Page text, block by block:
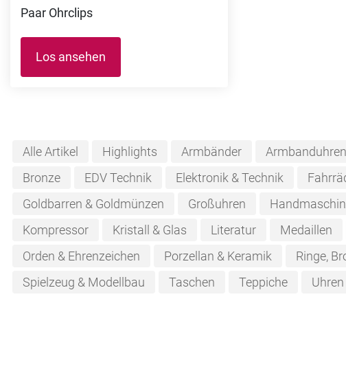
Paar Ohrclips
Los ansehen
Alle Artikel Highlights Armbänder
Bronze
EDV Technik Elektronik & Technik
Goldbarren & Goldmünzen
Großuhren
Kompressor
Kristall & Glas Literatur Medaillen
Orden & Ehrenzeichen
Porzellan & Keramik Ringe,
Spielzeug & Modellbau
Taschen Teppiche Uhren